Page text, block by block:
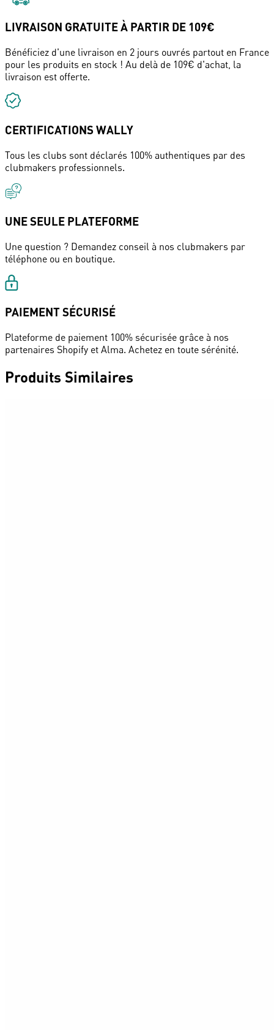
LIVRAISON GRATUITE À PARTIR DE 109€
Bénéficiez d'une livraison en 2 jours ouvrés partout en France
pour les produits en stock ! Au delà de 109€ d'achat, la
livraison est offerte.
CERTIFICATIONS WALLY
Tous les clubs sont déclarés 100% authentiques par des
clubmakers professionnels.
UNE SEULE PLATEFORME
Une question ? Demandez conseil à nos clubmakers par
téléphone ou en boutique.
PAIEMENT SÉCURISÉ
Plateforme de paiement 100% sécurisée grâce à nos
partenaires Shopify et Alma. Achetez en toute sérénité.
Produits Similaires